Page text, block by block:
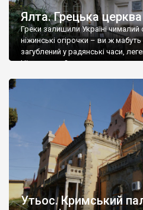
Ялта. Грецька
Греки залишили Україні
ніжинські огірочки – ви ж мабуть
загублений у радянські часи,
Ніжин греки?
Утьос. Кримський